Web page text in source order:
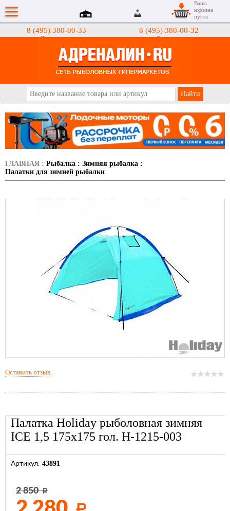
8 (495) 380-00-33
Интернет-магазин
8 (495) 380-00-32
Гипермаркеты
Ваша
корзина
пуста
ГЛАВНАЯ : Рыбалка : Зимняя рыбалка :
Палатки для зимней рыбалки
Палатка Holiday рыболовная зимняя
ICE 1,5 175х175 гол. H-1215-003
Артикул: 43891
2 850 Р
Оставить отзыв